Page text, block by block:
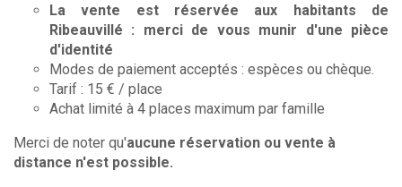
La vente est réservée aux habitants de
Ribeauvillé : merci de vous munir d'une pièce
d'identité
Modes de paiement acceptés : espèces ou chèque.
Tarif : 15 € / place
Achat limité à 4 places maximum par famille
Merci de noter qu'aucune réservation ou vente à
distance n'est possible.